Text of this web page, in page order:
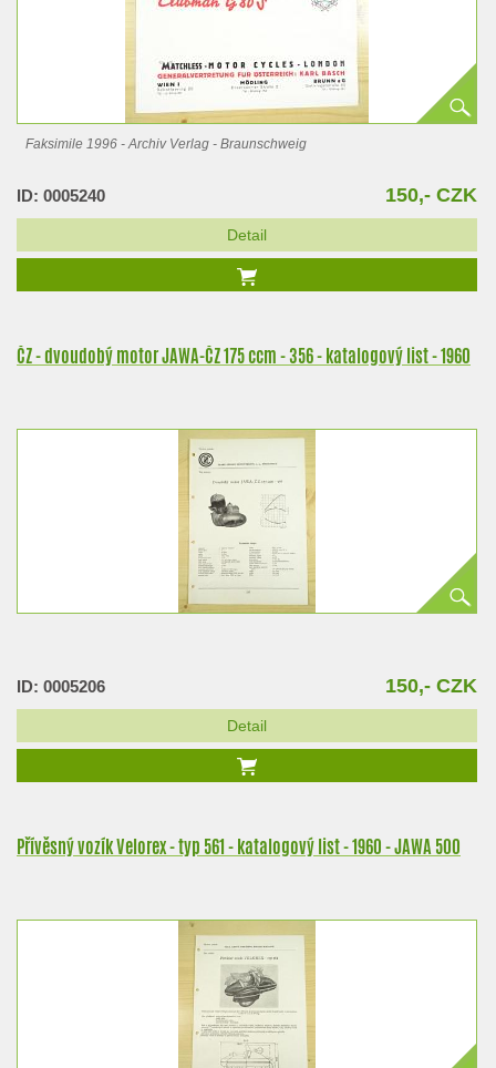
Faksimile 1996 - Archiv Verlag - Braunschweig
ID: 0005240 150,- CZK
Detail
ČZ - dvoudobý motor JAWA-ČZ 175 ccm - 356 - katalogový list - 1960
ID: 0005206 150,- CZK
Detail
Přívěsný vozík Velorex - typ 561 - katalogový list - 1960 - JAWA 500